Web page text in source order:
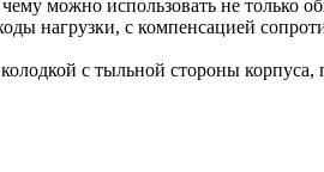
можно использовать не только
нагрузки, с компенсацией
с тыльной стороны